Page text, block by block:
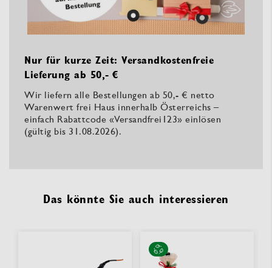
Nur für kurze Zeit: Versandkostenfreie
Lieferung ab 50,- €
Wir liefern alle Bestellungen ab 50,- € netto
Warenwert frei Haus innerhalb Österreichs –
einfach Rabattcode «Versandfrei123» einlösen
(gültig bis 31.08.2026).
Das könnte Sie auch interessieren